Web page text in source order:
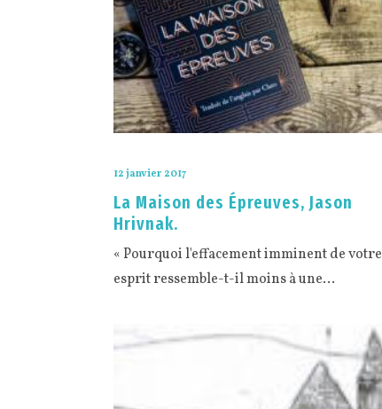
12 janvier 2017
La Maison des Épreuves, Jason
Hrivnak.
« Pourquoi l'effacement imminent de votre
esprit ressemble-t-il moins à une…